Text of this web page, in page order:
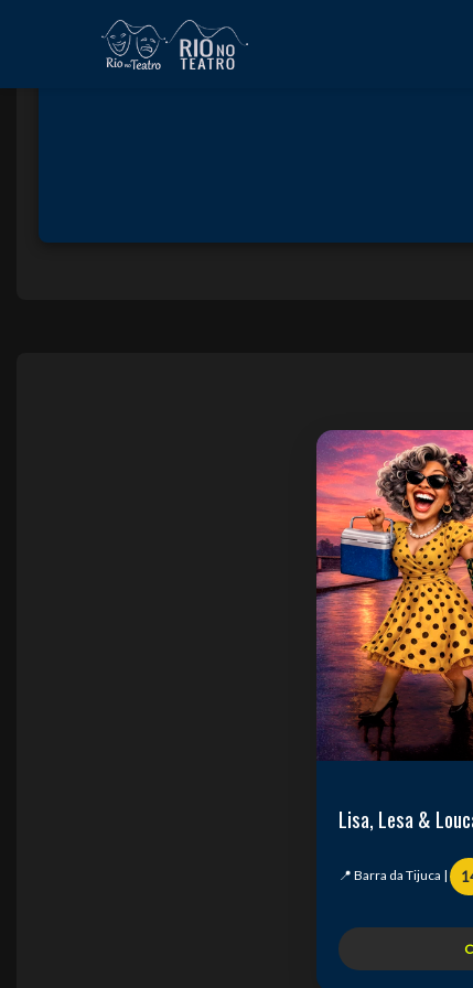
Lisa, Lesa &
📍 Barra da Tijuca |